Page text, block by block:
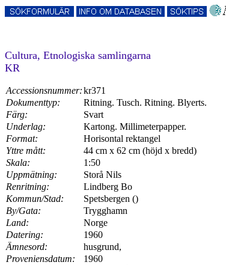
Cultura, Etnologiska samlingarna
KR
Accessionsnummer:kr371
Dokumenttyp:
Ritning. Tusch. Ritning. Blyerts.
Färg:
Svart
Underlag:
Kartong. Millimeterpapper.
Format:
Horisontal rektangel
Yttre mått:
44 cm x 62 cm (höjd x bredd)
Skala:
1:50
Uppmätning:
Storå Nils
Renritning:
Lindberg Bo
Kommun/Stad:
Spetsbergen ()
By/Gata:
Trygghamn
Land:
Norge
Datering:
1960
Ämnesord:
husgrund,
Proveniensdatum:
1960